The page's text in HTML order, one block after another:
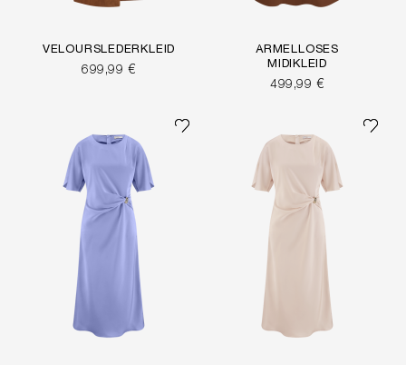
VELOURSLEDERKLEID
699,99 €
ÄRMELLOSES
MIDIKLEID
499,99 €